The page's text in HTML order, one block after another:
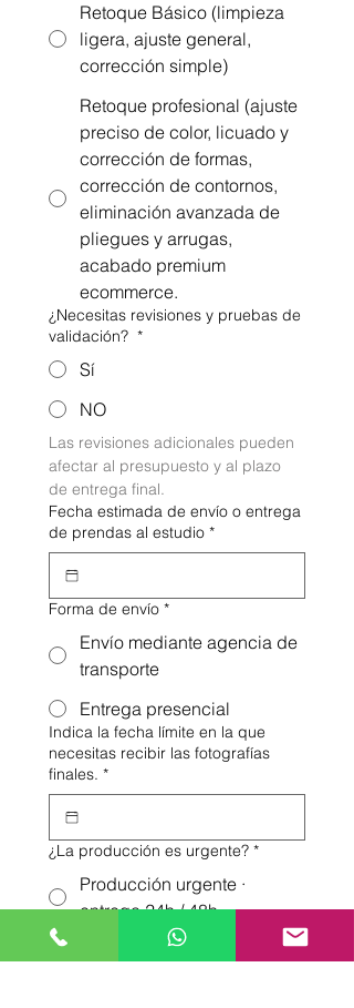
Retoque Básico (limpieza
ligera, ajuste general,
corrección simple)
Retoque profesional (ajuste
preciso de color, licuado y
corrección de formas,
corrección de contornos,
eliminación avanzada de
pliegues y arrugas,
acabado premium
ecommerce.
¿Necesitas revisiones y pruebas de
validación? *
Sí
NO
Las revisiones adicionales pueden
afectar al presupuesto y al plazo
de entrega final.
Fecha estimada de envío o entrega
de prendas al estudio *
Forma de envío *
Envío mediante agencia de
transporte
Entrega presencial
Indica la fecha límite en la que
necesitas recibir las fotografías
finales. *
¿La producción es urgente? *
Producción urgente ·
entrega 24h / 48h
Producción estándar ·